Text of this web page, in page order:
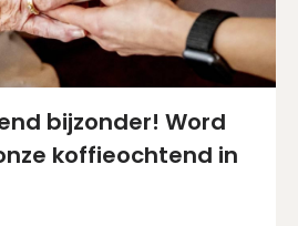
bijzonder! Word
koffieochtend in